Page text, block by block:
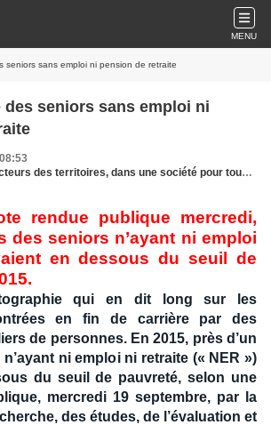
MENU
seniors sans emploi ni pension de retraite
seniors sans emploi ni
des territoires, dans une société pour tous les âges
rendue publique mercredi,
des seniors n’ayant ni emploi
en dessous du seuil de
qui en dit long sur les
en fin de carrière par des
de personnes. En 2015, près d’un
ni emploi ni retraite (« NER »)
du seuil de pauvreté, selon une
mercredi 19 septembre, par la
des études, de l’évaluation et